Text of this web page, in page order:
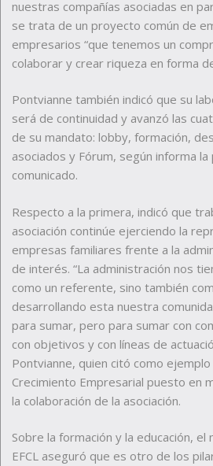
nuestras compañías asociadas en
se trata de un proyecto común de
empresarios “que tenemos un
colaborar y crear riqueza en forma
Pontvianne también indicó que su
será de continuidad y avanzó las
de su mandato: lobby, formación,
asociados y Fórum, según informa la
comunicado.
Respecto a la primera, indicó que
asociación continúe ejerciendo la
empresas familiares frente a la
de interés. “La administración nos
como un referente, sino también
desarrollando esta nuestra
para sumar, pero para sumar con
con objetivos y con líneas de
Pontvianne, quien citó como
Crecimiento Empresarial puesto en
la colaboración de la asociación.
Sobre la formación y la educación,
EFCL aseguró que es otro de los